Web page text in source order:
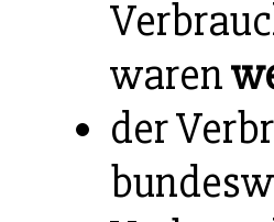
waren
der